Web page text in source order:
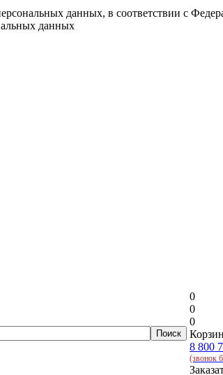
данных, в соответствии с
данных
0
0
0
8 800
(звонок